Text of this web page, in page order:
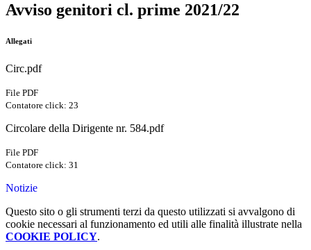
Avviso genitori cl. prime 2021/22
Allegati
Circ.pdf
File PDF
Contatore click: 23
Circolare della Dirigente nr. 584.pdf
File PDF
Contatore click: 31
Notizie
Questo sito o gli strumenti terzi da questo utilizzati si avvalgono di
cookie necessari al funzionamento ed utili alle finalità illustrate nella
COOKIE POLICY.